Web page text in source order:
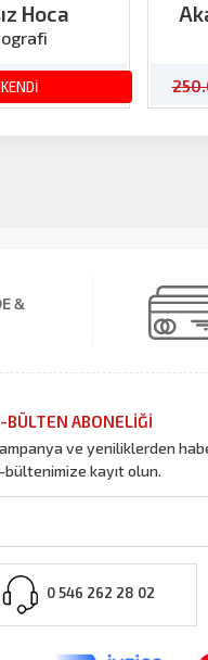
Hoca
126.00 TL
BÜLTEN ABONELİĞİ
ve yeniliklerden
bültenimize kayıt olun.
0 546 262 28 02